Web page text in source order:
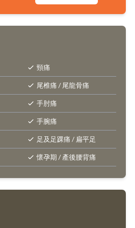
頸痛
尾椎痛 / 尾龍骨痛
手肘痛
手腕痛
足及足踝痛 / 扁平足
懷孕期 / 產後腰背痛